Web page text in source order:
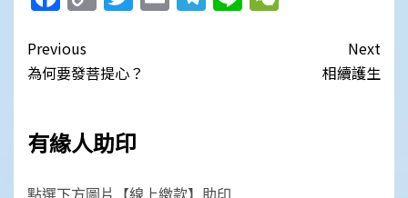
Post
navigation
Previous
為何要發菩提心？
Next
相續護生
有緣人助印
點選下方圖片【線上繳款】助印